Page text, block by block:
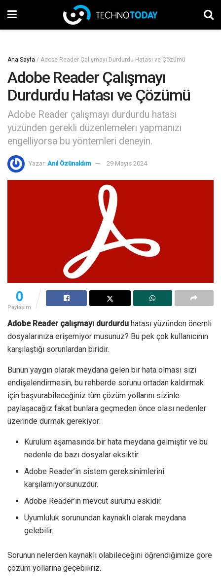
Ana Sayfa / Adobe Reader Çalışmayı Durdurdu Hatası ve Çözümü
Adobe Reader Çalışmayı
Durdurdu Hatası ve Çözümü
Adobe Reader çalışmayı durdurdu hatası
yüzünden gerekli düzenlemeleri yapmanızı
engelliyorsa bu yöntemleri deneyin.
Yazar: Anıl Özünaldım 29 Mayıs 2024
0
Paylaşım
Adobe Reader çalışmayı durdurdu hatası yüzünden önemli
dosyalarınıza erişemiyor musunuz? Bu pek çok kullanıcının
karşılaştığı sorunlardan biridir.
Bunun yaygın olarak meydana gelen bir hata olması sizi
endişelendirmesin, bu rehberde sorunu ortadan kaldırmak
için başvurabileceğiniz tüm çözüm yollarını sizinle
paylaşacağız fakat bunlara geçmeden önce olası nedenler
üzerinde durmak gerekiyor:
Kurulum aşamasında bir hata meydana gelmiştir ve bu
nedenle de bazı dosyalar eksiktir.
Adobe Reader’in sistem gereksinimlerini
karşılamıyorsunuzdur.
Adobe Reader’ın mevcut sürümü eskidir.
Uyumluluk sorunundan kaynaklı olarak meydana
gelebilir.
Sorunun nelerden kaynaklı olabileceğini öğrendiğimize göre
çözüm yollarına geçebiliriz.